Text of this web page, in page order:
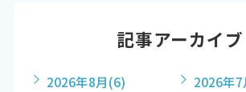
記事アーカイブ
2026年8月(6) 2026年7